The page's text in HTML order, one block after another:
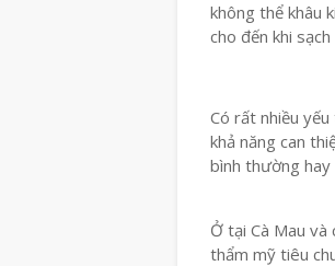
không thể khâu
cho đến khi
Có rất nhiều
khả năng can
bình thường
Ở tại Cà Mau
thẩm mỹ tiêu